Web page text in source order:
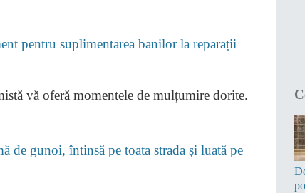
pentru suplimentarea banilor la reparații
vă oferă momentele de mulțumire dorite.
de gunoi, întinsă pe toata strada și luată pe